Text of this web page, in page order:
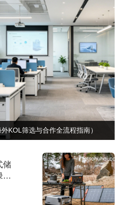
KOL筛选与合作全流程指南）
储
色